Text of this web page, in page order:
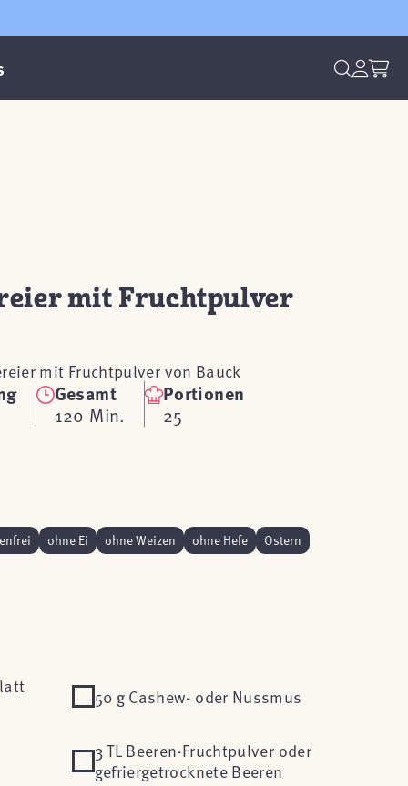
mit Fruchtpulver
mit Fruchtpulver von Bauck
Gesamt
120 Min.
Portionen
25
ohne Ei ohne Weizen ohne Hefe Ostern
50 g Cashew- oder Nussmus
3 TL Beeren-Fruchtpulver oder
gefriergetrocknete Beeren